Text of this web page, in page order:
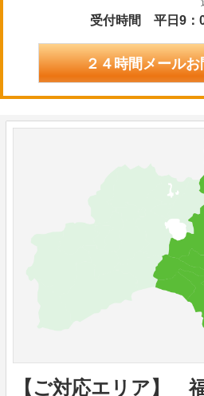
受付時間 平日9：
２４時間メール
【ご対応エリア】